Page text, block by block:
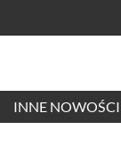
INNE NOWOŚCI